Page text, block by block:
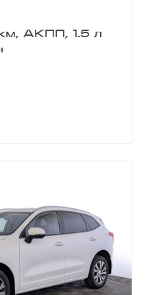
км, АКПП, 1.5 л